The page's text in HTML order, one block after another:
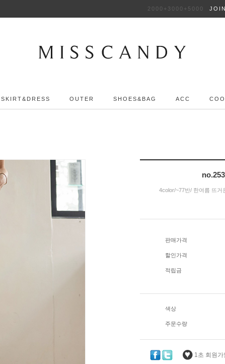
2000+3000+5000 JOIN
SKIRT&DRESS OUTER SHOES&BAG ACC
4color/~77반/ 한여름 뜨거
판매가격
할인가격
적립금
색상
주문수량
1초 회원